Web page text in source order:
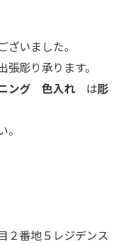
いました。
彫り承ります。
ング 色入れ は彫
２番地５レジデンス